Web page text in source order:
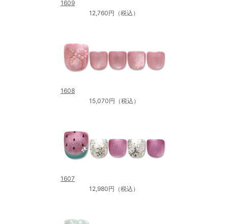
1609
12,760円（税込）
1608
15,070円（税込）
1607
12,980円（税込）